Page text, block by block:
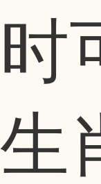
时
生